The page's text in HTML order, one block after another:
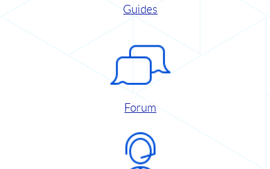
Guides
Forum